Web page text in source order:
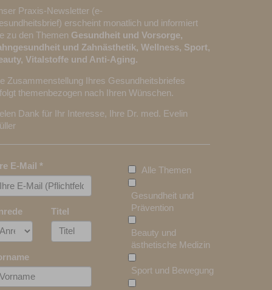
Praxis-Newsletter (e-
erscheint monatlich und informiert
zu den Themen Gesundheit und Vorsorge,
und Zahnästhetik, Wellness, Sport,
Vitalstoffe und Anti-Aging.
Zusammenstellung Ihres Gesundheitsbriefes
themenbezogen nach Ihren Wünschen.
Dank für Ihr Interesse, Ihre Dr. med. Evelin
E-Mail *
Titel
Alle Themen
Gesundheit und
Prävention
Beauty und
ästhetische Medizin
Sport und Bewegung